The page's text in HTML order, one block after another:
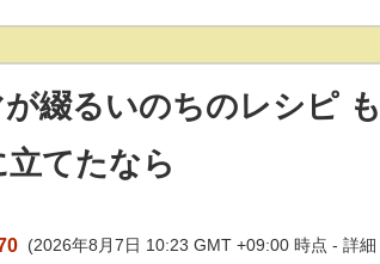
綴るいのちのレシピ も
てたなら
(2026年8月7日 10:23 GMT +09:00 時点 -詳細